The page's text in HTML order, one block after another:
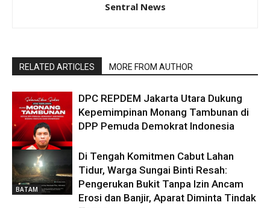
Sentral News
RELATED ARTICLES MORE FROM AUTHOR
DAERAH
DPC REPDEM Jakarta Utara Dukung
Kepemimpinan Monang Tambunan di
DPP Pemuda Demokrat Indonesia
BATAM
Di Tengah Komitmen Cabut Lahan
Tidur, Warga Sungai Binti Resah:
Pengerukan Bukit Tanpa Izin Ancam
Erosi dan Banjir, Aparat Diminta Tindak